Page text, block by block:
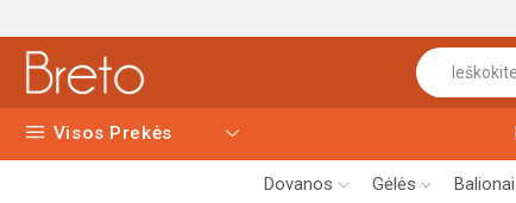
Visos Prekės
Dovanos Gėlės Balionai